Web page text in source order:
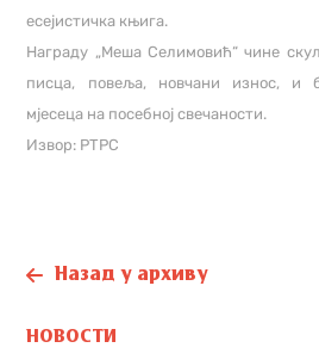
есејистичка књига.
Награду „Меша Селимовић“ чине
писца, повеља, новчани износ, и
мјесеца на посебној свечаности.
Извор: РТРС
Назад у архиву
НОВОСТИ